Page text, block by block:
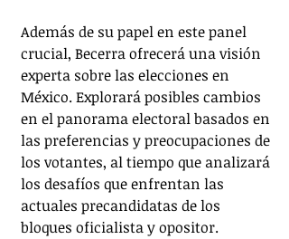
Además de su papel en este panel
crucial, Becerra ofrecerá una visión
experta sobre las elecciones en
México. Explorará posibles cambios
en el panorama electoral basados en
las preferencias y preocupaciones de
los votantes, al tiempo que analizará
los desafíos que enfrentan las
actuales precandidatas de los
bloques oficialista y opositor.